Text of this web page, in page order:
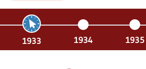
1933 1934 1935